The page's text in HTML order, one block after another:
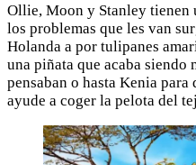
Ollie, Moon y Stanley tienen
los problemas que les van
Holanda a por tulipanes
una piñata que acaba
pensaban o hasta Kenia
ayude a coger la pelota del